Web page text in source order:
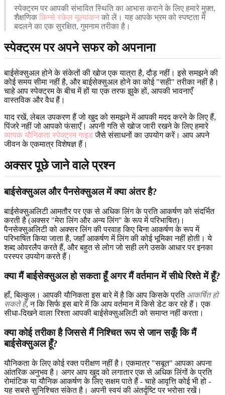
स्पेक्ट्रम पर आपकी संभावित स्थिति का आभास कराने के लिए हमारे मुफ़्त,
शैक्षणिक किन्से स्केल मूल्यांकन को लें। यह आपके भ्रम को स्पष्टता में
बदलने का एक सुरक्षित, गुमनाम तरीका है।
स्पेक्ट्रम पर अपने सफर को अपनाना
बाईसेक्सुअल होने के संकेतों की खोज एक यात्रा है, दौड़ नहीं। इसे समझने की
कोई समय सीमा नहीं है, और बाईसेक्सुअल होने का कोई "सही" तरीका नहीं है।
चाहे आप स्पेक्ट्रम के बीच में हों या एक तरफ झुके हों, आपकी भावनाएँ
वास्तविक और वैध हैं।
याद रखें, लेबल उपकरण हैं जो खुद को समझने में आपकी मदद करने के लिए हैं,
पिंजरे नहीं जो आपको फंसाएँ। अपनी गति से खोज जारी रखने के लिए हमारे
व्यापक यौनिकता स्पेक्ट्रम गाइडजैसे संसाधनों का उपयोग करें। आप अपने
जीवन के एकमात्र विशेषज्ञ हैं।
अक्सर पूछे जाने वाले प्रश्न
बाईसेक्सुअल और पैनसेक्सुअल में क्या अंतर है?
बाईसेक्सुअलिटी आमतौर पर एक से अधिक लिंग के प्रति आकर्षण को संदर्भित
करती है (अक्सर "मेरा लिंग और अन्य लिंग" के रूप में परिभाषित)।
पैनसेक्सुअलिटी को अक्सर लिंग की परवाह किए बिना आकर्षण के रूप में
परिभाषित किया जाता है, जहाँ आकर्षण में लिंग की कोई भूमिका नहीं होती। ये
शब्द ओवरलैप करते हैं, और बहुत से लोग जो सही लगे उसके आधार पर इनका
परस्पर उपयोग करते हैं।
क्या मैं बाईसेक्सुअल हो सकता हूँ अगर मैं वर्तमान में सीधे रिश्ते में हूँ?
हाँ, बिल्कुल। आपकी यौनिकता इस बारे में है कि आप किसके प्रति आकर्षित हो
सकते हैं, न कि सिर्फ इस बारे में कि आप वर्तमान में किसे डेट कर रहे हैं। एक
सीधा-दिखने वाला रिश्ता आपकी बाईसेक्सुअलिटी को समाप्त नहीं करता।
क्या कोई तरीका है जिससे मैं निश्चित रूप से जान सकूँ कि मैं
बाईसेक्सुअल हूँ?
यौनिकता के लिए कोई रक्त परीक्षण नहीं है। एकमात्र "सबूत" आपका अपना
आंतरिक अनुभव है। अगर आप खुद को लगातार एक से अधिक लिंगों के प्रति
रोमांटिक या यौनिक आकर्षण के लिए सक्षम पाते हैं - चाहे आवृत्ति कोई भी हो -
यह सबसे सुनिश्चित संकेत है। अपनी स्वयं की अंतर्दृष्टि पर भरोसा रखें।